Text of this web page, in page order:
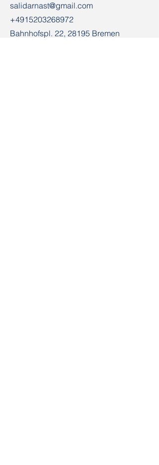
salidarnast@gmail.com
+4915203268972
Bahnhofspl. 22, 28195 Bremen